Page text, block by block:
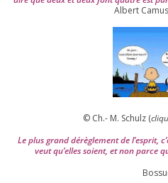
Albert
© Ch.- M. Schulz (
Le plus grand dérè­gle­ment de l’es­prit,
veut qu’elles soient, et non parce